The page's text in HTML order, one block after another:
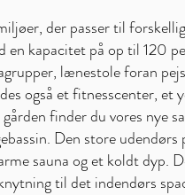
der passer til
en kapacitet på op til 120
lænestole foran
også et fitnesscenter, et
finder du vores nye
Den store
sauna og et koldt dyp.
til det indendørs